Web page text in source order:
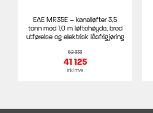
EAE MR35E – kanalløfter 3,5
tonn med 1,0 m løftehøyde, bred
utførelse og elektrisk låsfrigjøring
62 333
41 125
inkl mva